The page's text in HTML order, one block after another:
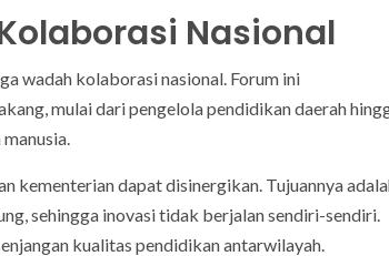
Nasional
wadah kolaborasi nasional. Forum ini
mulai dari pengelola pendidikan daerah
kementerian dapat disinergikan. Tujuannya
sehingga inovasi tidak berjalan sendiri-sendiri.
kualitas pendidikan antarwilayah.